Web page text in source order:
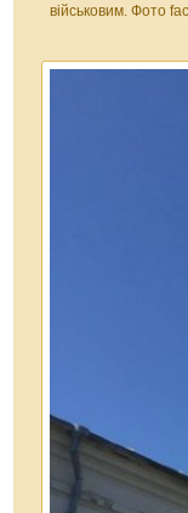
військовим. Фото